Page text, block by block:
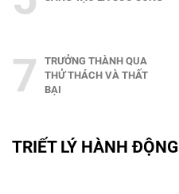
7
TRƯỞNG THÀNH QUA
THỬ THÁCH VÀ THẤT
BẠI
TRIẾT LÝ HÀNH ĐỘNG